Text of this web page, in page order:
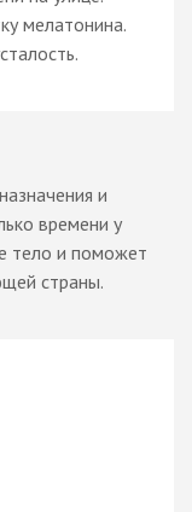
мелатонина.
и
времени у
тело и поможет
страны.